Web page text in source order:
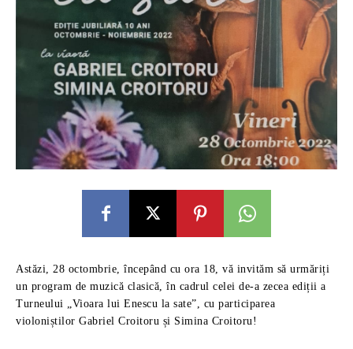
Astăzi, 28 octombrie, începând cu ora 18, vă invităm să urmăriți
un program de muzică clasică, în cadrul celei de-a zecea ediții a
Turneului „Vioara lui Enescu la sate”, cu participarea
violoniștilor Gabriel Croitoru și Simina Croitoru!